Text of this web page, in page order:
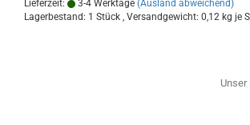
Lieferzeit:
3-4 Werktage (Ausland abweichend)
Lagerbestand: 1 Stück , Versandgewicht: 0,12 kg je
Unser